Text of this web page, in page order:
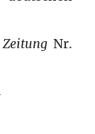
Nr.